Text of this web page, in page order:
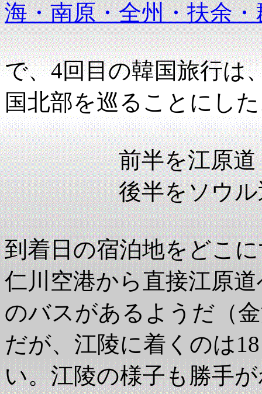
海・南原・全州・扶余
で、4回目の韓国旅行は
国北部を巡ることにし
前半を江原道
後半をソウル近
到着日の宿泊地をどこ
仁川空港から直接江原
のバスがあるようだ（
だが、江陵に着くのは
い。江陵の様子も勝手